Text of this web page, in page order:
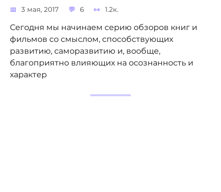
3 мая, 2017 6 1.2к.
Сегодня мы начинаем серию обзоров книг и
фильмов со смыслом, способствующих
развитию, саморазвитию и, вообще,
благоприятно влияющих на осознанность и
характер